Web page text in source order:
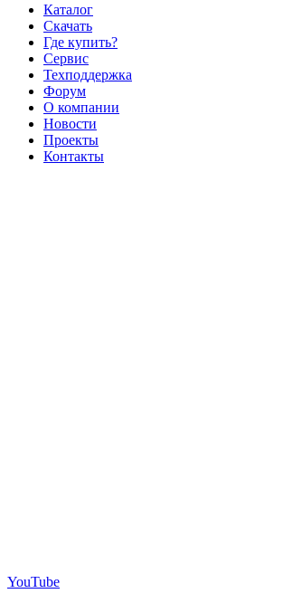
Каталог
Скачать
Где купить?
Сервис
Техподдержка
Форум
О компании
Новости
Проекты
Контакты
YouTube